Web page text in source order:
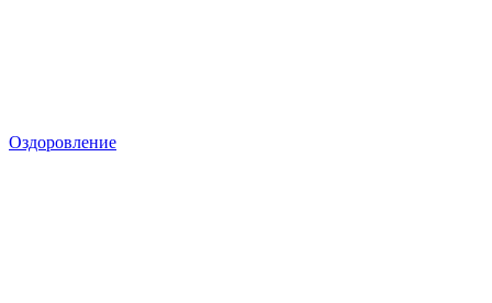
Оздоровление